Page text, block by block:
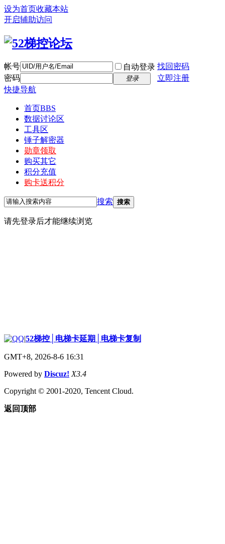
设为首页收藏本站
开启辅助访问
帐号 自动登录 找回密码
密码
登录
立即注册
快捷导航
首页BBS
数据讨论区
工具区
锤子解密器
勋章领取
购买其它
积分充值
购卡送积分
搜索 搜索
请先登录后才能继续浏览
|52梯控│电梯卡延期│电梯卡复制
GMT+8, 2026-8-6 16:31
Powered by Discuz! X3.4
Copyright © 2001-2020, Tencent Cloud.
返回顶部